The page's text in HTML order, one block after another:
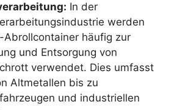
In der
werden
Abrollcontainer häufig zur
und Entsorgung von
verwendet. Dies umfasst
Altmetallen bis zu
und industriellen